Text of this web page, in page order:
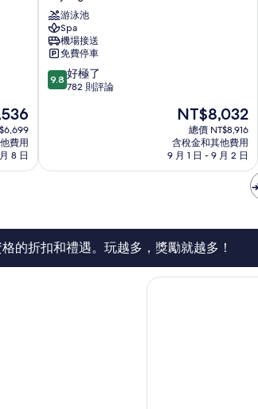
費用
8 日
Padma
度
假
村
Payangan
游泳池
Spa
機場接送
免費停車
9.8
分，
極
評
論
9.8 好極了
782 則評論
現
價
格
為
NT$8,032
總價 NT$8,916
含稅金和其他費用
9 月 1 日 - 9 月 2 日
的折扣和禮遇。玩越多，獎勵就越多！